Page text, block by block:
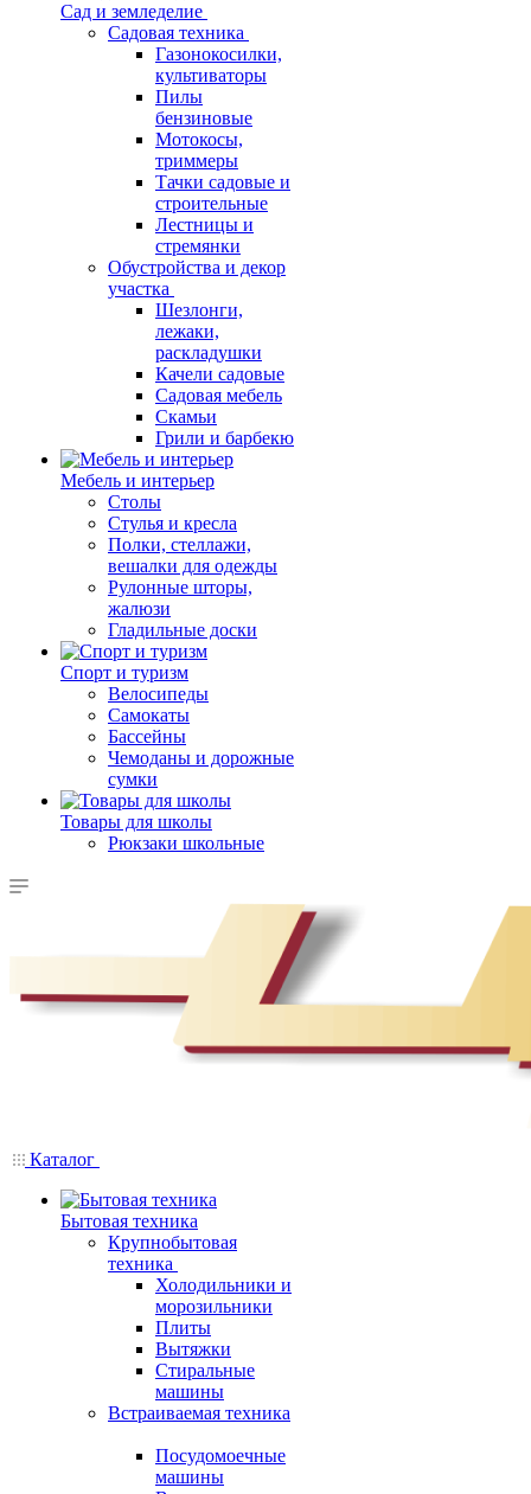
Сад и земледелие
Садовая техника
Газонокосилки,
культиваторы
Пилы
бензиновые
Мотокосы,
триммеры
Тачки садовые и
строительные
Лестницы и
стремянки
Обустройства и декор
участка
Шезлонги,
лежаки,
раскладушки
Качели садовые
Садовая мебель
Скамьи
Грили и барбекю
Мебель и интерьер
Столы
Стулья и кресла
Полки, стеллажи,
вешалки для одежды
Рулонные шторы,
жалюзи
Гладильные доски
Спорт и туризм
Велосипеды
Самокаты
Бассейны
Чемоданы и дорожные
сумки
Товары для школы
Рюкзаки школьные
Каталог
Бытовая техника
Крупнобытовая
техника
Холодильники и
морозильники
Плиты
Вытяжки
Стиральные
машины
Встраиваемая техника
Посудомоечные
машины